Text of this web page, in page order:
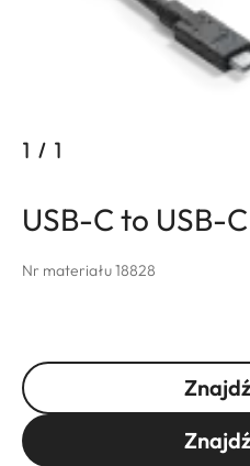
1 / 1
USB-C to USB-
Nr materiału 18828